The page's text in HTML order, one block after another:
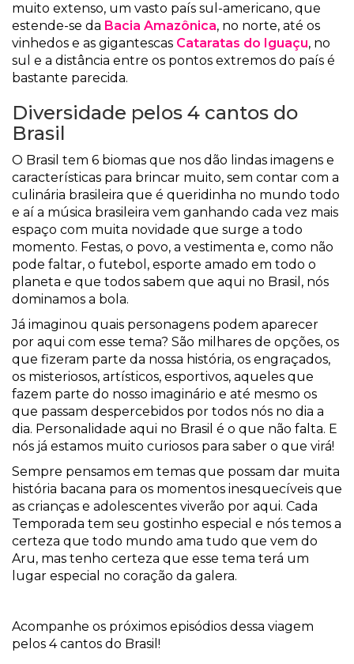
muito extenso, um vasto país sul-americano, que
estende-se da Bacia Amazônica, no norte, até os
vinhedos e as gigantescas Cataratas do Iguaçu, no
sul e a distância entre os pontos extremos do país é
bastante parecida.
Diversidade pelos 4 cantos do
Brasil
O Brasil tem 6 biomas que nos dão lindas imagens e
características para brincar muito, sem contar com a
culinária brasileira que é queridinha no mundo todo
e aí a música brasileira vem ganhando cada vez mais
espaço com muita novidade que surge a todo
momento. Festas, o povo, a vestimenta e, como não
pode faltar, o futebol, esporte amado em todo o
planeta e que todos sabem que aqui no Brasil, nós
dominamos a bola.
Já imaginou quais personagens podem aparecer
por aqui com esse tema? São milhares de opções, os
que fizeram parte da nossa história, os engraçados,
os misteriosos, artísticos, esportivos, aqueles que
fazem parte do nosso imaginário e até mesmo os
que passam despercebidos por todos nós no dia a
dia. Personalidade aqui no Brasil é o que não falta. E
nós já estamos muito curiosos para saber o que virá!
Sempre pensamos em temas que possam dar muita
história bacana para os momentos inesquecíveis que
as crianças e adolescentes viverão por aqui. Cada
Temporada tem seu gostinho especial e nós temos a
certeza que todo mundo ama tudo que vem do
Aru, mas tenho certeza que esse tema terá um
lugar especial no coração da galera.
Acompanhe os próximos episódios dessa viagem
pelos 4 cantos do Brasil!